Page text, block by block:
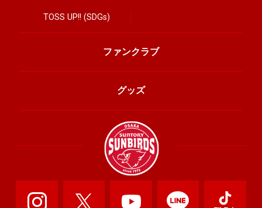
TOSS UP!! (SDGs)
ファンクラブ
グッズ